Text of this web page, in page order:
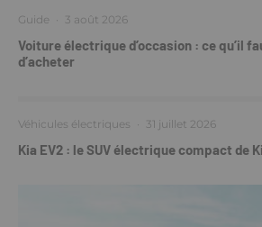
Guide · 3 août 2026
Voiture électrique d’occasion : ce qu’il
d’acheter
Véhicules électriques · 31 juillet 2026
Kia EV2 : le SUV électrique compact de